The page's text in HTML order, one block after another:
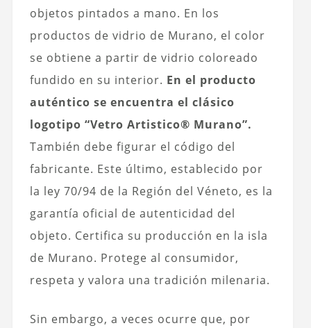
objetos pintados a mano. En los
productos de vidrio de Murano, el color
se obtiene a partir de vidrio coloreado
fundido en su interior. En el producto
auténtico se encuentra el clásico
logotipo “Vetro Artistico® Murano”.
También debe figurar el código del
fabricante. Este último, establecido por
la ley 70/94 de la Región del Véneto, es la
garantía oficial de autenticidad del
objeto. Certifica su producción en la isla
de Murano. Protege al consumidor,
respeta y valora una tradición milenaria.
Sin embargo, a veces ocurre que, por